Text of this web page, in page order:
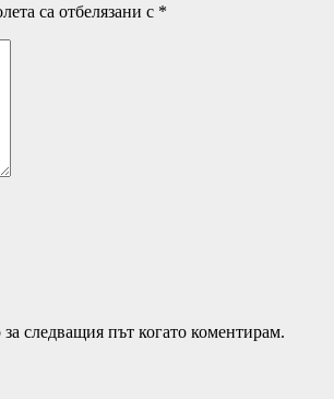
са отбелязани с *
следващия път когато коментирам.